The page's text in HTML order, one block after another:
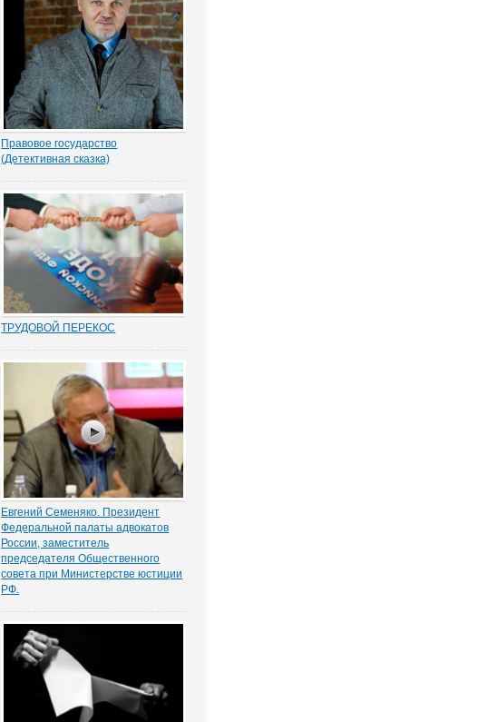
Данные декабрьского опроса
привел портал Право.ру. Более...
Правовое государство
(Детективная сказка)
надругался над покойной. Не ты? -
грозно спросил Воевода.
Добрыня исподлобья бросил на
Воеводу удивлённый взгляд.
- Я был...
ТРУДОВОЙ ПЕРЕКОС
стороны – работника вот уже
почти 15 лет является одним из
общих мест правосудия. Причем,
зафиксированным
непосредственно в нормах закона.
Например,...
Евгений Семеняко. Президент
Федеральной палаты адвокатов
России, заместитель
председателя Общественного
совета при Министерстве юстиции
РФ.
действенность права, и «юристах»
нашего времени, способствующих
правовому нигилизму, высказался
президент Федеральной палаты
адвокатов РФ, заместитель...